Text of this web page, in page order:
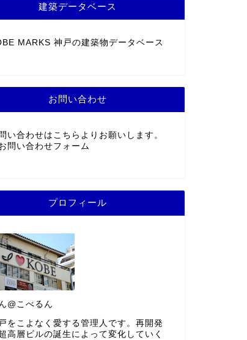
建築データベース
MARKS 神戸の建築物データベース
お問い合わせ
い合わせはこちらよりお願いします。
問い合わせフォーム
プロフィール
@こべるん
をこよなく愛する管理人です。再開発
高層ビルの誕生によって変化していく